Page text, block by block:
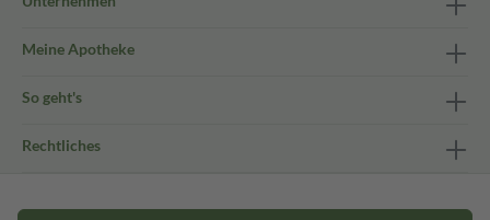
Meine Apotheke
So geht's
Rechtliches